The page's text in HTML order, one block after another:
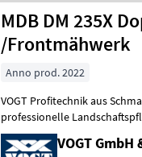
MDB DM 235X
/Frontmähwerk
Anno prod. 2022
VOGT Profitechnik aus
professionelle Landschaftspflegetechnik =
100 Servicepartner in Deutsch
VOGT GmbH